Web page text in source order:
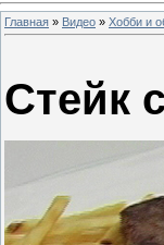
Главная » Видео » Хобби и
Стейк